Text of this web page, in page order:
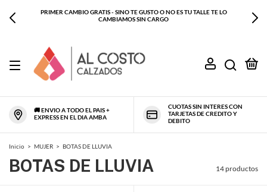
ENTREGAS EXPRESS 🛵 EN EL DIA PARA CABA Y GBA COMPRANDO ANTES DE
LAS 13HS
🚚 ENVIO A TODO EL PAIS +
EXPRESS EN EL DIA AMBA
CUOTAS SIN INTERES CON
TARJETAS DE CREDITO Y
DEBITO
Inicio > MUJER > BOTAS DE LLUVIA
BOTAS DE LLUVIA 14 productos